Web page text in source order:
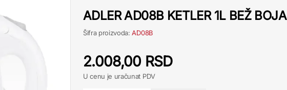
ADLER AD08B KETLER 1L BEŽ BOJA
Šifra proizvoda:AD08B
2.008,00 RSD
U cenu je uračunat PDV